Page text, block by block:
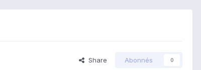
Share Abonnés 0